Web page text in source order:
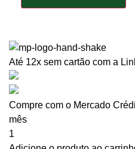
Até 12x sem cartão com a
Compre com o Mercado
mês
1